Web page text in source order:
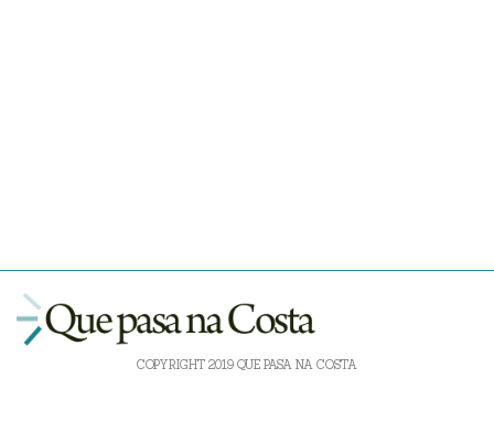
COPYRIGHT 2019 QUE PASA NA COSTA